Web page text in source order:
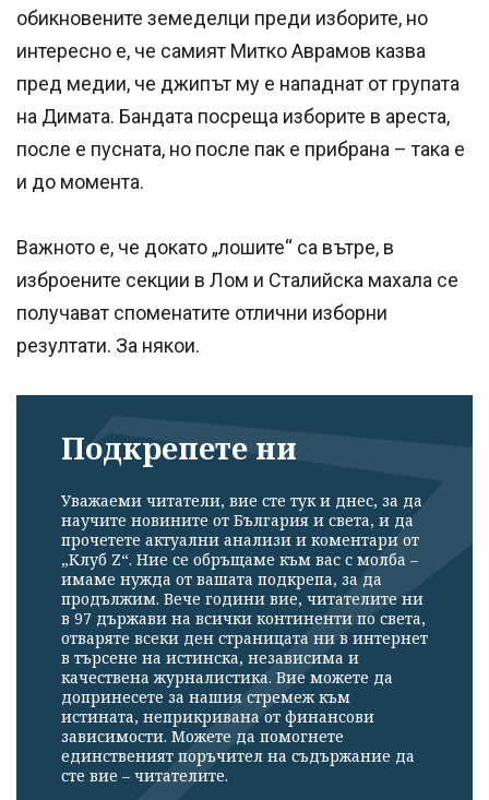
обикновените земеделци преди изборите, но
интересно е, че самият Митко Аврамов казва
пред медии, че джипът му е нападнат от групата
на Димата. Бандата посреща изборите в ареста,
после е пусната, но после пак е прибрана – така е
и до момента.
Важното е, че докато „лошите“ са вътре, в
изброените секции в Лом и Сталийска махала се
получават споменатите отлични изборни
резултати. За някои.
Подкрепете ни
Уважаеми читатели, вие сте тук и днес, за да
научите новините от България и света, и да
прочетете актуални анализи и коментари от
„Клуб Z“. Ние се обръщаме към вас с молба –
имаме нужда от вашата подкрепа, за да
продължим. Вече години вие, читателите ни
в 97 държави на всички континенти по света,
отваряте всеки ден страницата ни в интернет
в търсене на истинска, независима и
качествена журналистика. Вие можете да
допринесете за нашия стремеж към
истината, неприкривана от финансови
зависимости. Можете да помогнете
единственият поръчител на съдържание да
сте вие – читателите.